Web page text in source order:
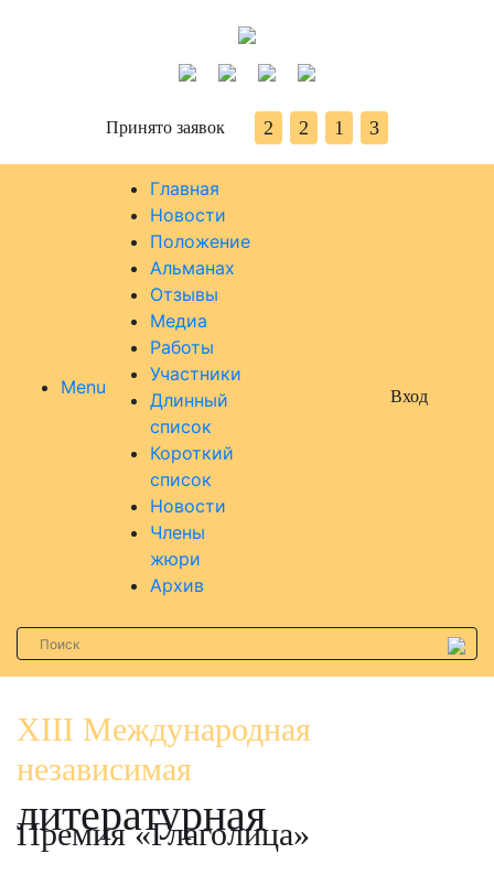
Принято заявок 2 2 1 3
Menu
Главная
Новости
Положение
Альманах
Отзывы
Медиа
Работы
Участники
Длинный
список
Короткий
список
Новости
Члены
жюри
Архив
Вход
XIII Международная
независимая
литературная
Премия «Глаголица»